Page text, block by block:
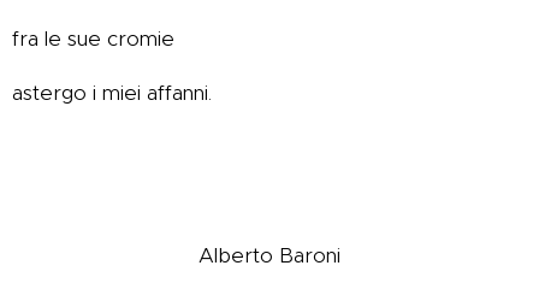
fra le sue cromie
astergo i miei affanni.
Alberto Baroni